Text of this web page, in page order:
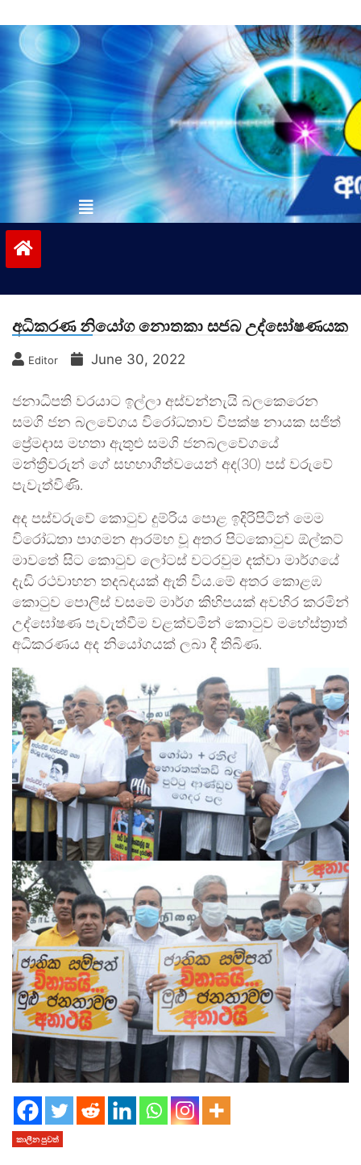
to
contentvinivida.lk
අධිකරණ නියෝග නොතකා සජබ උද්ඝෝෂණයක
Editor June 30, 2022
ජනාධිපති වරයාට ඉල්ලා අස්වන්නැයි බලකෙරෙන
සමගි ජන බලවේගය විරෝධතාව විපක්ෂ නායක සජිත්
ප්‍රේමදාස මහතා ඇතුළු සමගි ජනබලවේගයේ
මන්ත්‍රීවරුන් ගේ සහභාගීත්වයෙන් අද(30) පස් වරුවේ
පැවැත්විණි.
අද පස්වරුවේ කොටුව දුම්රිය පොළ ඉදිරිපිටින් මෙම
විරෝධතා පාගමන ආරම්භ වූ අතර පිටකොටුව ඕල්කට්
මාවතේ සිට කොටුව ලෝටස් වටරවුම දක්වා මාර්ගයේ
දැඩි රථවාහන තදබදයක් ඇති විය.මේ අතර කොළඹ
කොටුව පොලිස් වසමේ මාර්ග කිහිපයක් අවහිර කරමින්
උද්ඝෝෂණ පැවැත්වීම වළක්වමින් කොටුව මහේස්ත්‍රාත්
අධිකරණය අද නියෝගයක් ලබා දී තිබිණ.
කාලීන පුවත්